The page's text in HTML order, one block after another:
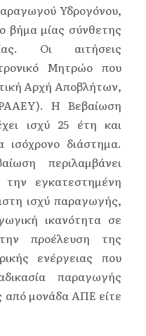
Υδρογόνου,
βήμα μίας σύνθετης
Οι αιτήσεις
Μητρώο που
Αρχή Αποβλήτων,
H Βεβαίωση
ισχύ 25 έτη και
διάστημα.
περιλαμβάνει
την εγκατεστημένη
ισχύ παραγωγής,
ικανότητα σε
προέλευση της
ενέργειας που
παραγωγής
από μονάδα ΑΠΕ είτε